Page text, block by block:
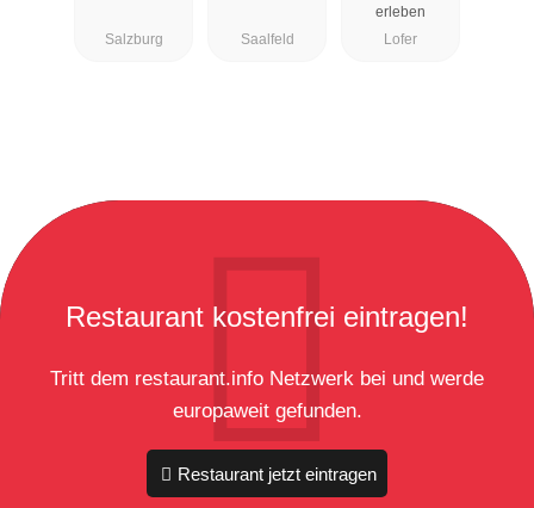
Salzburg Saalfeld
erleben
Lofer
Restaurant kostenfrei eintragen!
Tritt dem restaurant.info Netzwerk bei und werde
europaweit gefunden.
Restaurant jetzt eintragen